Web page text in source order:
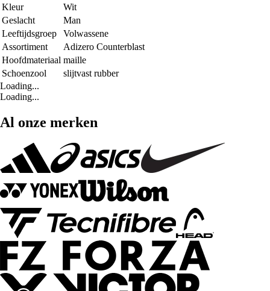
Kleur
Wit
Geslacht
Man
Leeftijdsgroep
Volwassene
Assortiment
Adizero Counterblast
Hoofdmateriaal maille
Schoenzool
slijtvast rubber
Loading...
Loading...
Al onze merken